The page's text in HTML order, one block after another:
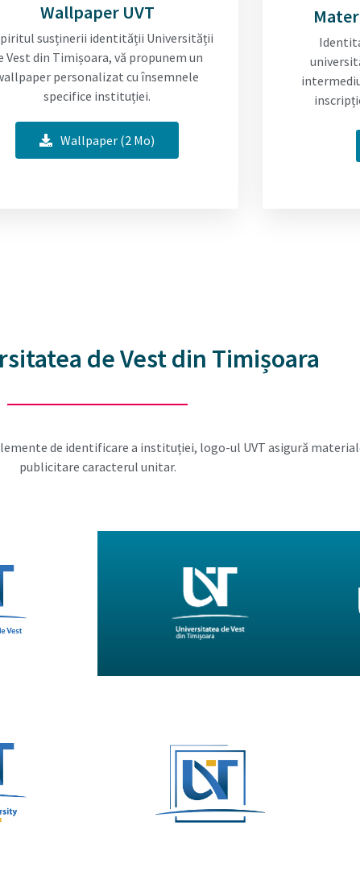
Wallpaper UVT
susținerii identității Universității
Vest din Timișoara, vă propunem un
personalizat cu însemnele
specifice instituției.
Wallpaper (2 Mo)
de Vest din Timișoara
de identificare a instituției, logo-ul UVT asigură
publicitare caracterul unitar.